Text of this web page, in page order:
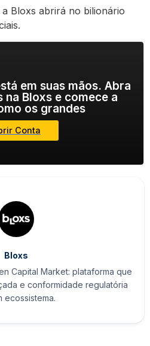
Bloxs abrirá no bilionário
em suas mãos. Abra
Bloxs e comece a
os grandes
Conta
Bloxs
plataforma que
e conformidade regulatória
ecossistema.